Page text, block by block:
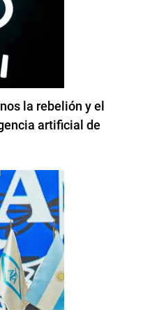
la rebelión y el
artificial de